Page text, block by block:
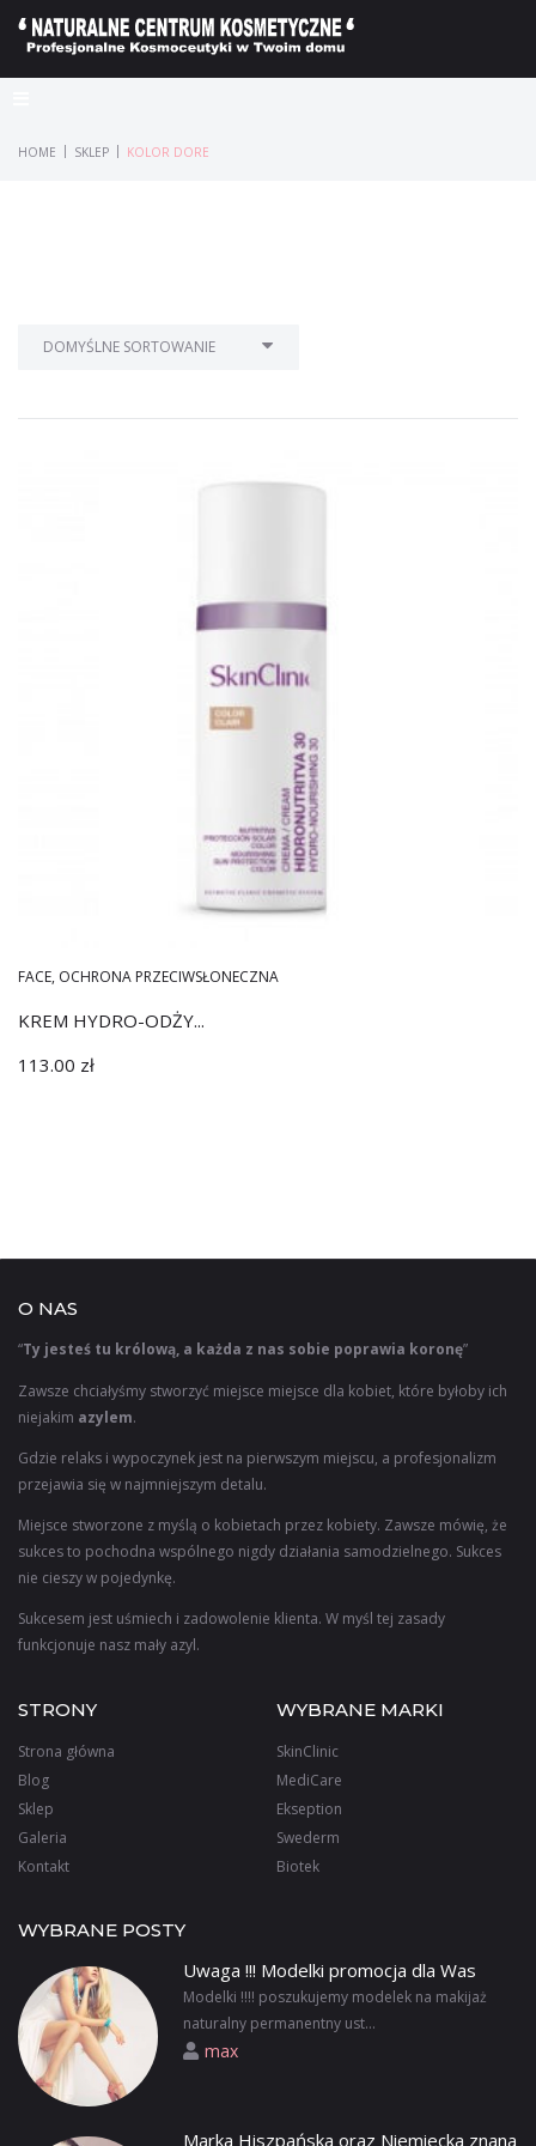
HOME | SKLEP | KOLOR DORE
FACE, OCHRONA PRZECIWSŁONECZNA
KREM HYDRO-ODŻY...
113.00 zł
O NAS
“Ty jesteś tu królową, a każda z nas sobie poprawia koronę”
Zawsze chciałyśmy stworzyć miejsce miejsce dla kobiet, które byłoby ich
niejakim azylem.
Gdzie relaks i wypoczynek jest na pierwszym miejscu, a profesjonalizm
przejawia się w najmniejszym detalu.
Miejsce stworzone z myślą o kobietach przez kobiety. Zawsze mówię, że
sukces to pochodna wspólnego nigdy działania samodzielnego. Sukces
nie cieszy w pojedynkę.
Sukcesem jest uśmiech i zadowolenie klienta. W myśl tej zasady
funkcjonuje nasz mały azyl.
STRONY
Strona główna
Blog
Sklep
Galeria
Kontakt
WYBRANE POSTY
Uwaga !!! Modelki promocja dla Was
Modelki !!!! poszukujemy modelek na makijaż
naturalny permanentny ust...
max
Marka Hiszpańska oraz Niemiecka znana
WYBRANE MARKI
SkinClinic
MediCare
Ekseption
Swederm
Biotek